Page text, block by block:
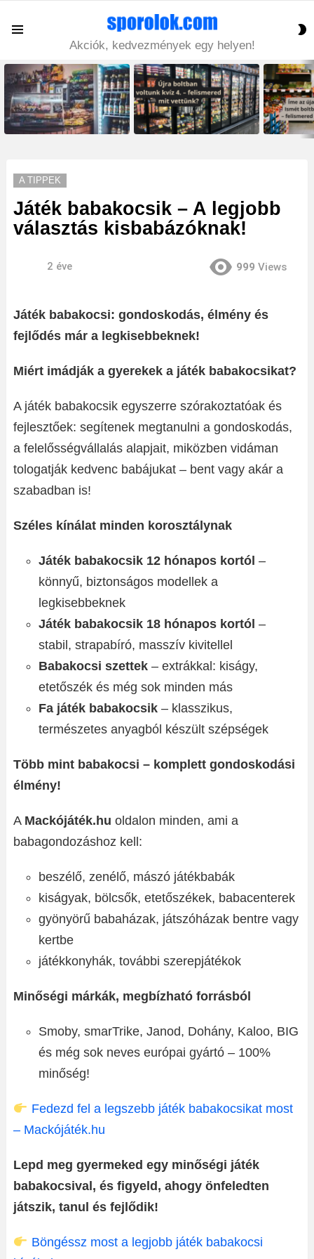
Akciók, kedvezmények egy helyen!
LATEST
STORIES
A TIPPEK
Játék babakocsik – A legjobb
választás kisbabázóknak!
2 éve 999 Views
Játék babakocsi: gondoskodás, élmény és
fejlődés már a legkisebbeknek!
Miért imádják a gyerekek a játék babakocsikat?
A játék babakocsik egyszerre szórakoztatóak és
fejlesztőek: segítenek megtanulni a gondoskodás,
a felelősségvállalás alapjait, miközben vidáman
tologatják kedvenc babájukat – bent vagy akár a
szabadban is!
Széles kínálat minden korosztálynak
Játék babakocsik 12 hónapos kortól –
könnyű, biztonságos modellek a
legkisebbeknek
Játék babakocsik 18 hónapos kortól –
stabil, strapabíró, masszív kivitellel
Babakocsi szettek – extrákkal: kiságy,
etetőszék és még sok minden más
Fa játék babakocsik – klasszikus,
természetes anyagból készült szépségek
Több mint babakocsi – komplett gondoskodási
élmény!
A Mackójáték.hu oldalon minden, ami a
babagondozáshoz kell:
beszélő, zenélő, mászó játékbabák
kiságyak, bölcsők, etetőszékek, babacenterek
gyönyörű babaházak, játszóházak bentre vagy
kertbe
játékkonyhák, további szerepjátékok
Minőségi márkák, megbízható forrásból
Smoby, smarTrike, Janod, Dohány, Kaloo, BIG
és még sok neves európai gyártó – 100%
minőség!
Fedezd fel a legszebb játék babakocsikat most
– Mackójáték.hu
Lepd meg gyermeked egy minőségi játék
babakocsival, és figyeld, ahogy önfeledten
játszik, tanul és fejlődik!
Böngéssz most a legjobb játék babakocsi